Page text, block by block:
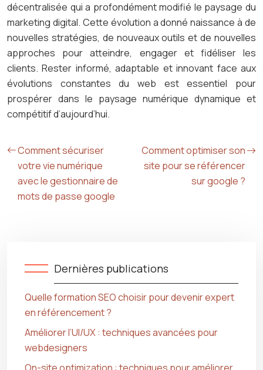
décentralisée qui a profondément modifié le paysage du
marketing digital. Cette évolution a donné naissance à de
nouvelles stratégies, de nouveaux outils et de nouvelles
approches pour atteindre, engager et fidéliser les
clients. Rester informé, adaptable et innovant face aux
évolutions constantes du web est essentiel pour
prospérer dans le paysage numérique dynamique et
compétitif d’aujourd’hui.
Comment sécuriser
votre vie numérique
avec le gestionnaire de
mots de passe google
Comment optimiser son
site pour se référencer
sur google ?
Dernières publications
Quelle formation SEO choisir pour devenir expert
en référencement ?
Améliorer l’UI/UX : techniques avancées pour
webdesigners